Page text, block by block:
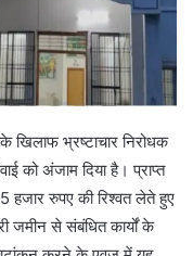
भ्रष्टाचार निरोधक
को अंजाम दिया है। प्राप्त
हजार रुपए की रिश्वत लेते हुए
जमीन से संबंधित कार्यों के